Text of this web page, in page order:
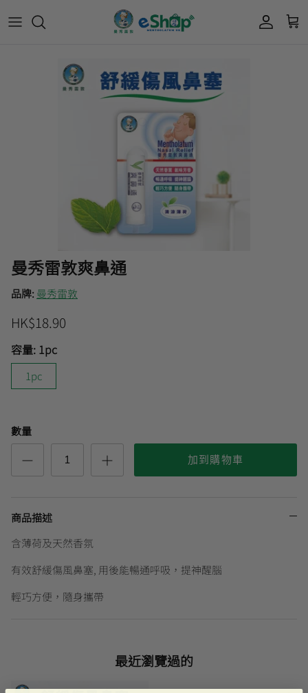
所有產品
頭髮護理
所有產品
保健產品
曼秀雷敦
Mentholatum
樂敦 Rohto
肌研 Hada
Labo
品牌歷史及企業宗旨
防曬、抗痘等護膚品、50惠養髮及樂敦眼藥水
藥品等產品，以滿足香港不同消費者的需要。
Acnes 優惠券
肌研極潤保濕冰感霜優惠券
肌研極潤保濕化妝水現金券
會員獎賞計劃
積分兌換獎賞教學
最新限定🔥
短期貨特價區
曼秀雷敦爽鼻通
品牌: 曼秀雷敦
HK$18.90
容量: 1pc
1pc
數量
加到購物車
商品描述
含薄荷及天然香氛
有效舒緩傷風鼻塞, 用後能暢通呼吸，提神醒腦
輕巧方便，隨身攜帶
最近瀏覽過的